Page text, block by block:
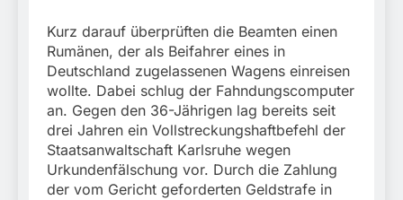
Kurz darauf überprüften die Beamten einen
Rumänen, der als Beifahrer eines in
Deutschland zugelassenen Wagens einreisen
wollte. Dabei schlug der Fahndungscomputer
an. Gegen den 36-Jährigen lag bereits seit
drei Jahren ein Vollstreckungshaftbefehl der
Staatsanwaltschaft Karlsruhe wegen
Urkundenfälschung vor. Durch die Zahlung
der vom Gericht geforderten Geldstrafe in